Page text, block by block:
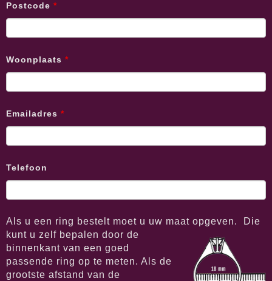
Postcode *
Woonplaats *
Emailadres *
Telefoon
Als u een ring bestelt moet u uw maat opgeven.
Die
kunt u zelf bepalen door de
binnenkant van een goed
passende ring op te meten. Als de
grootste afstand van de